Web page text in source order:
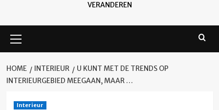
VERANDEREN
menu
HOME INTERIEUR
U KUNT MET DE TRENDS OP
INTERIEURGEBIED MEEGAAN, MAAR …
Interieur